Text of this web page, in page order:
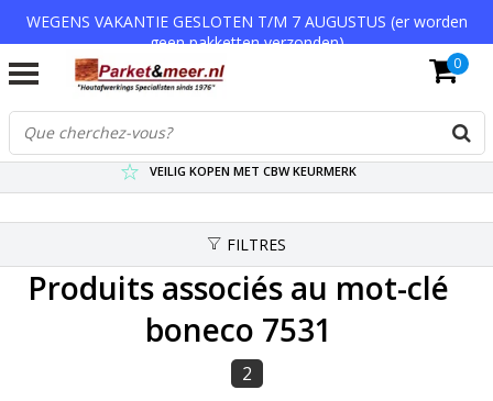
WEGENS VAKANTIE GESLOTEN T/M 7 AUGUSTUS (er worden
geen pakketten verzonden)
VERZENDKOSTEN € 7,95 (GRATIS VA €75,-)
SCHERPSTE PRIJZEN TOT WEL 75% KORTING !
VEILIG KOPEN MET CBW KEURMERK
0
FILTRES
Produits associés au mot-clé
boneco 7531
2